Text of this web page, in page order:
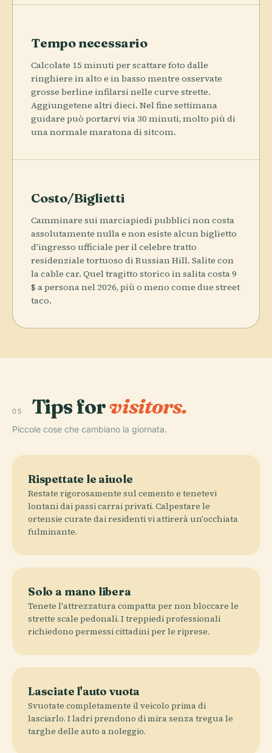
Tempo necessario
Calcolate 15 minuti per scattare foto dalle
ringhiere in alto e in basso mentre osservate
grosse berline infilarsi nelle curve strette.
Aggiungetene altri dieci. Nel fine settimana
guidare può portarvi via 30 minuti, molto più di
una normale maratona di sitcom.
Costo/Biglietti
Camminare sui marciapiedi pubblici non costa
assolutamente nulla e non esiste alcun biglietto
d'ingresso ufficiale per il celebre tratto
residenziale tortuoso di Russian Hill. Salite con
la cable car. Quel tragitto storico in salita costa 9
$ a persona nel 2026, più o meno come due street
taco.
05 Tips forvisitors.
Piccole cose che cambiano la giornata.
Rispettate le aiuole
Restate rigorosamente sul cemento e tenetevi
lontani dai passi carrai privati. Calpestare le
ortensie curate dai residenti vi attirerà un'occhiata
fulminante.
Solo a mano libera
Tenete l'attrezzatura compatta per non bloccare le
strette scale pedonali. I treppiedi professionali
richiedono permessi cittadini per le riprese.
Lasciate l'auto vuota
Svuotate completamente il veicolo prima di
lasciarlo. I ladri prendono di mira senza tregua le
targhe delle auto a noleggio.